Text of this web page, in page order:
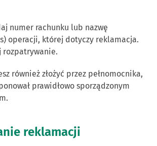
numer rachunku lub nazwę
operacji, której dotyczy reklamacja.
rozpatrywanie.
również złożyć przez pełnomocnika,
prawidłowo sporządzonym
reklamacji